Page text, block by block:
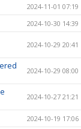
2024-11-01 07:19
2024-10-30 14:39
2024-10-29 20:41
2024-10-29 08:00
2024-10-27 21:21
2024-10-19 17:06